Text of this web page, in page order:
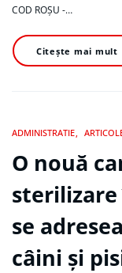
COD ROȘU -…
Citește mai mult
ADMINISTRATIE
O nouă
sterilizare
se
câini și